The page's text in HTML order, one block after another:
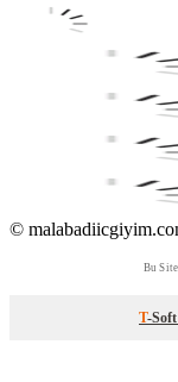
©
Bu
T-Soft